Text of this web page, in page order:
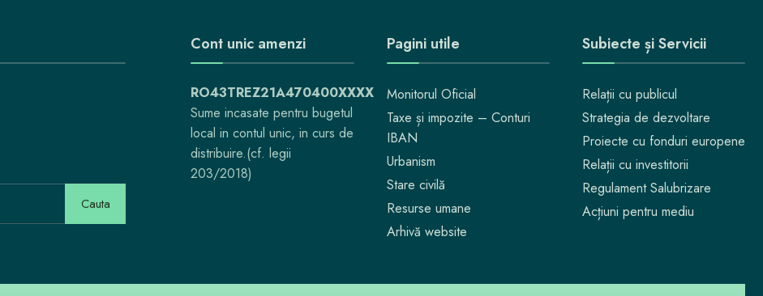
Cauta
Cont unic amenzi
RO43TREZ21A470400XXXX
Sume incasate pentru bugetul
local in contul unic, in curs de
distribuire.(cf. legii
203/2018)
Pagini utile
Monitorul Oficial
Taxe și impozite – Conturi
IBAN
Urbanism
Stare civilă
Resurse umane
Arhivă website
Subiecte și Servicii
Relații cu publicul
Strategia de dezvoltare
Proiecte cu fonduri europene
Relații cu investitorii
Regulament Salubrizare
Acțiuni pentru mediu